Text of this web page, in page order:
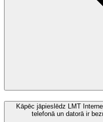
Kāpēc jāpieslēdz LMT
telefonā un datorā ir